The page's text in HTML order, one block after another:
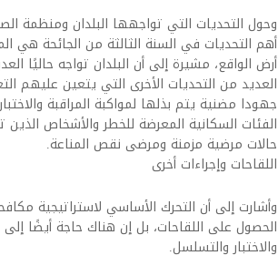
وحول التحديات التي تواجهها البلدان ومنظمة
أهم التحديات في السنة الثالثة من الجائحة هي
العديد من التحديات الأخرى التي يتعين عليهم
جهودا مضنية يتم بذلها لمواكبة المراقبة
حالات مرضية مزمنة ومرضى نقص المناعة.
اللقاحات وإجراءات أخرى
الحصول على اللقاحات، بل إن هناك حاجة أيضًا
والاختبار والتسلسل.